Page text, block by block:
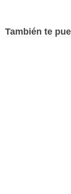
También te